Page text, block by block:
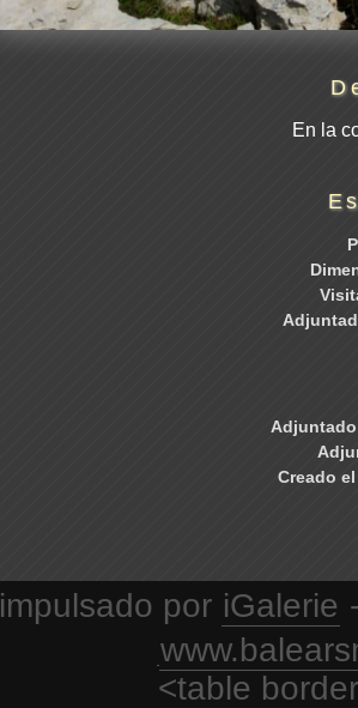
En la
Creado el
impulsado por iGalerie
<table